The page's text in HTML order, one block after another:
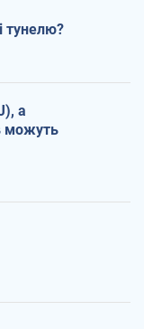
тунелю?
а
можуть